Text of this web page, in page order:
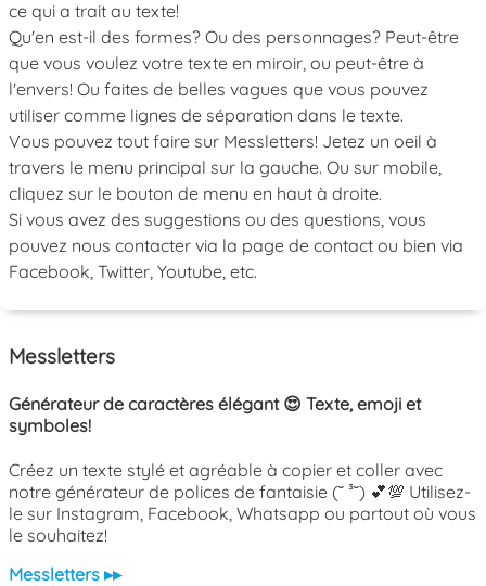
ce qui a trait au texte!
Qu'en est-il des formes? Ou des personnages? Peut-être
que vous voulez votre texte en miroir, ou peut-être à
l'envers! Ou faites de belles vagues que vous pouvez
utiliser comme lignes de séparation dans le texte.
Vous pouvez tout faire sur Messletters! Jetez un oeil à
travers le menu principal sur la gauche. Ou sur mobile,
cliquez sur le bouton de menu en haut à droite.
Si vous avez des suggestions ou des questions, vous
pouvez nous contacter via la page de contact ou bien via
Facebook, Twitter, Youtube, etc.
Messletters
Générateur de caractères élégant 😍 Texte, emoji et
symboles!
Créez un texte stylé et agréable à copier et coller avec
notre générateur de polices de fantaisie (˘ ³˘) 💕💯 Utilisez-
le sur Instagram, Facebook, Whatsapp ou partout où vous
le souhaitez!
Messletters ▸▸